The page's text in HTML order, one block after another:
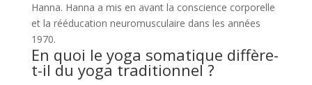
Hanna. Hanna a mis en avant la conscience corporelle
et la rééducation neuromusculaire dans les années
1970.
En quoi le yoga somatique diffère-
t-il du yoga traditionnel ?